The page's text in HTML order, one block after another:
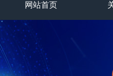
网站首页